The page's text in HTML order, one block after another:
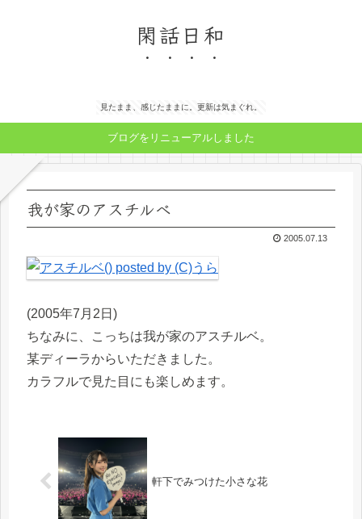
閑話日和
見たまま、感じたままに。更新は気まぐれ。
ブログをリニューアルしました
我が家のアスチルベ
2005.07.13
(2005年7月2日)
ちなみに、こっちは我が家のアスチルベ。
某ディーラからいただきました。
カラフルで見た目にも楽しめます。
軒下でみつけた小さな花